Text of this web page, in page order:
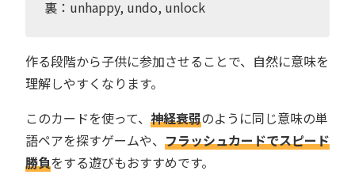
裏：unhappy, undo, unlock
作る段階から子供に参加させることで、自然に意味を
理解しやすくなります。
このカードを使って、 神経衰弱のように同じ意味の単
語ペアを探すゲームや、 フラッシュカードでスピード
勝負をする遊びもおすすめです。